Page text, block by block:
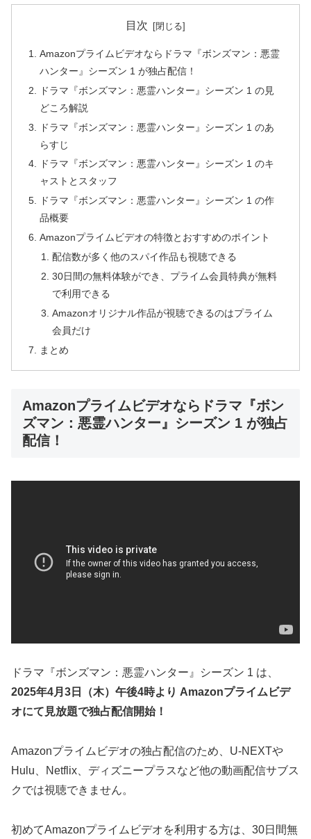
目次
Amazonプライムビデオならドラマ『ボンズマン：悪霊
ハンター』シーズン 1 が独占配信！
ドラマ『ボンズマン：悪霊ハンター』シーズン 1 の見
どころ解説
ドラマ『ボンズマン：悪霊ハンター』シーズン 1 のあ
らすじ
ドラマ『ボンズマン：悪霊ハンター』シーズン 1 のキ
ャストとスタッフ
ドラマ『ボンズマン：悪霊ハンター』シーズン 1 の作
品概要
Amazonプライムビデオの特徴とおすすめのポイント
配信数が多く他のスパイ作品も視聴できる
30日間の無料体験ができ、プライム会員特典が無料
で利用できる
Amazonオリジナル作品が視聴できるのはプライム
会員だけ
まとめ
Amazonプライムビデオならドラマ『ボン
ズマン：悪霊ハンター』シーズン 1 が独占
配信！
ドラマ『ボンズマン：悪霊ハンター』シーズン 1 は、
2025年4月3日（木）午後4時より Amazonプライムビデ
オにて見放題で独占配信開始！
Amazonプライムビデオの独占配信のため、U-NEXTや
Hulu、Netflix、ディズニープラスなど他の動画配信サブス
クでは視聴できません。
初めてAmazonプライムビデオを利用する方は、30日間無